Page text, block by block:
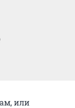
или